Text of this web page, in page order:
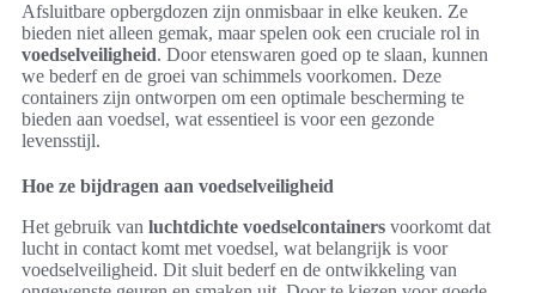
Afsluitbare opbergdozen zijn onmisbaar in elke keuken. Ze
bieden niet alleen gemak, maar spelen ook een cruciale rol in
voedselveiligheid. Door etenswaren goed op te slaan, kunnen
we bederf en de groei van schimmels voorkomen. Deze
containers zijn ontworpen om een optimale bescherming te
bieden aan voedsel, wat essentieel is voor een gezonde
levensstijl.
Hoe ze bijdragen aan voedselveiligheid
Het gebruik van luchtdichte voedselcontainers voorkomt dat
lucht in contact komt met voedsel, wat belangrijk is voor
voedselveiligheid. Dit sluit bederf en de ontwikkeling van